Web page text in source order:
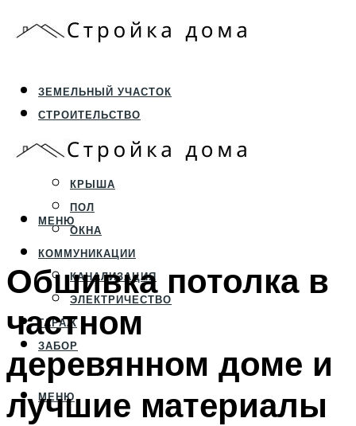
ЗЕМЕЛЬНЫЙ УЧАСТОК
СТРОИТЕЛЬСТВО
ФУНДАМЕНТ И ЦОКОЛЬ
ПЕРЕКРЫТИЯ И СТЕНЫ
КРЫША
ПОЛ
ОКНА
КОММУНИКАЦИИ
КАНАЛИЗАЦИЯ
ЭЛЕКТРИЧЕСТВО
ГАРАЖ
ЗАБОР
МЕНЮ
МЕНЮ
Обшивка потолка в
частном
деревянном доме и
лучшие материалы